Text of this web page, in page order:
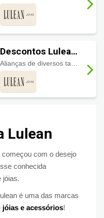
em Momentos
Descontos Lulean
Joias em Aliaças
Lulean
com o desejo
conhecida
jóias.
é uma das marcas
jóias e acessórios!